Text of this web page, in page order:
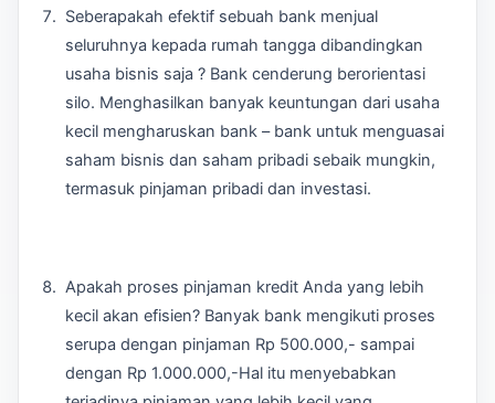
Seberapakah efektif sebuah bank menjual
seluruhnya kepada rumah tangga dibandingkan
usaha bisnis saja ? Bank cenderung berorientasi
silo. Menghasilkan banyak keuntungan dari usaha
kecil mengharuskan bank – bank untuk menguasai
saham bisnis dan saham pribadi sebaik mungkin,
termasuk pinjaman pribadi dan investasi.
Apakah proses pinjaman kredit Anda yang lebih
kecil akan efisien? Banyak bank mengikuti proses
serupa dengan pinjaman Rp 500.000,- sampai
dengan Rp 1.000.000,-Hal itu menyebabkan